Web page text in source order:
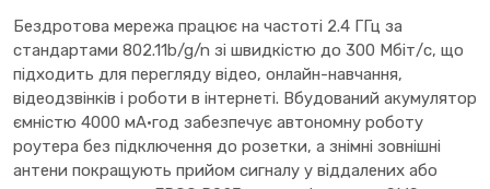
Бездротова мережа працює на частоті 2.4 ГГц за
стандартами 802.11b/g/n зі швидкістю до 300 Мбіт/с, що
підходить для перегляду відео, онлайн-навчання,
відеодзвінків і роботи в інтернеті. Вбудований акумулятор
ємністю 4000 мА·год забезпечує автономну роботу
роутера без підключення до розетки, а знімні зовнішні
антени покращують прийом сигналу у віддалених або